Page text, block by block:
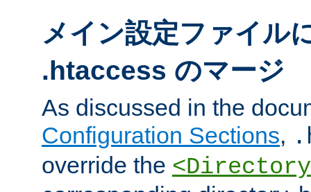
メイン設定ファイル
.htaccess のマージ
As discussed in the
Configuration Sections,
override the